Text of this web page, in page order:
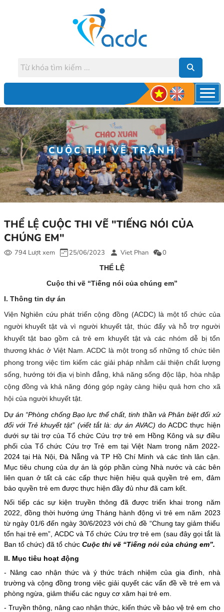
CUỘC THI VẼ TRANH
THỂ LỆ CUỘC THI VẼ "TIẾNG NÓI CỦA
CHÚNG EM"
794 Lượt xem 25/06/2023 Viet Phan 0
THỂ LỆ
Cuộc thi vẽ “Tiếng nói của chúng em”
I. Thông tin dự án
Viện Nghiên cứu phát triển cộng đồng (ACDC) là một tổ chức của
người khuyết tật và vì người khuyết tật, thúc đẩy và hỗ trợ người
khuyết tật bao gồm cả trẻ em khuyết tật và các nhóm dễ bị tổn
thương khác ở Việt Nam. ACDC là một trong số những tổ chức tiên
phong trong việc tìm kiếm các giải pháp nhằm cải thiện chất lượng
sống, hướng tới địa vị bình đẳng, khả năng sống độc lập, hòa nhập
cộng đồng và khả năng đóng góp ngày càng hiệu quả hơn cho xã
hội của người khuyết tật.
Dự án “Phòng chống Bạo lực thể chất, tinh thần và Phân biệt đối xử
đối với Trẻ khuyết tật” (viết tắt là: dự án AVAC) do ACDC thực hiện
dưới sự tài trợ của Tổ chức Cứu trợ trẻ em Hồng Kông và sự điều
phối của Tổ chức Cứu trợ Trẻ em tại Việt Nam trong năm 2022-
2024 tại Hà Nội, Đà Nẵng và TP Hồ Chí Minh và các tỉnh lân cận.
Mục tiêu chung của dự án là góp phần cùng Nhà nước và các bên
liên quan ở tất cả các cấp thực hiện hiệu quả quyền trẻ em, đảm
bảo quyền trẻ em được thực hiện đầy đủ như đã cam kết.
Nối tiếp các sự kiện truyền thông đã được triển khai trong năm
2022, đồng thời hướng ứng Tháng hành động vì trẻ em năm 2023
từ ngày 01/6 đến ngày 30/6/2023 với chủ đề “Chung tay giảm thiểu
tổn hại trẻ em”, ACDC và Tổ chức Cứu trợ trẻ em (sau đây gọi tắt là
Ban tổ chức) đã tổ chức Cuộc thi vẽ “Tiếng nói của chúng em”.
II. Mục tiêu hoạt động
- Nâng cao nhận thức và ý thức trách nhiệm của gia đình, nhà
trường và cộng đồng trong việc giải quyết các vấn đề về trẻ em và
phòng ngừa, giảm thiểu các nguy cơ xâm hại trẻ em.
- Truyền thông, nâng cao nhận thức, kiến thức về bảo vệ trẻ em cho